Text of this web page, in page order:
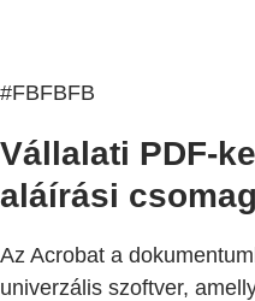
#FBFBFB
Vállalati PDF-
aláírási
Az Acrobat a
univerzális szoftver,